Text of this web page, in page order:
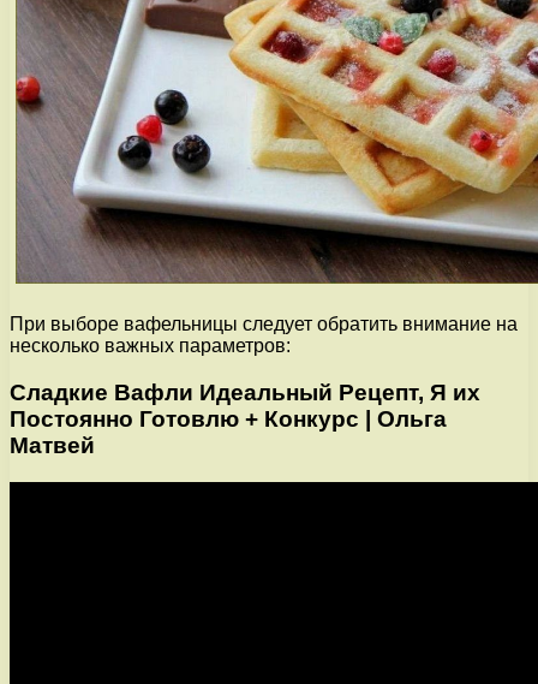
При выборе вафельницы следует обратить внимание на
несколько важных параметров:
Сладкие Вафли Идеальный Рецепт, Я их
Постоянно Готовлю + Конкурс | Ольга
Матвей